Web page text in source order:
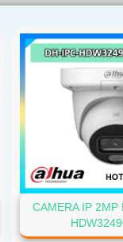
CAMERA IP 2MP